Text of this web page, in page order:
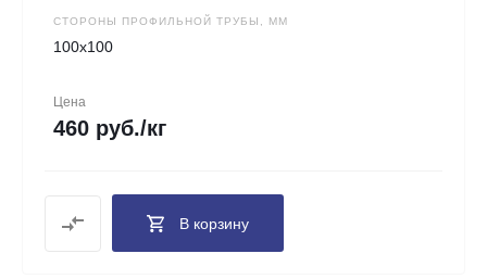
СТОРОНЫ ПРОФИЛЬНОЙ ТРУБЫ, ММ
100х100
Цена
460 руб./кг
В корзину